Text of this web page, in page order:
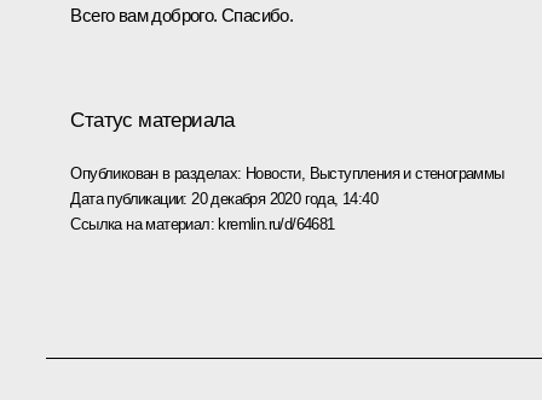
Всего вам доброго. Спасибо.
Статус материала
Опубликован в разделах: Новости, Выступления и стенограммы
Дата публикации: 20 декабря 2020 года, 14:40
Ссылка на материал: kremlin.ru/d/64681